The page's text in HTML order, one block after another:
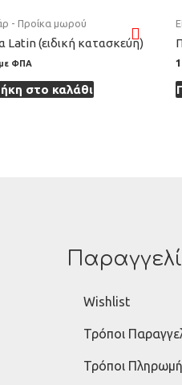
- Προίκα μωρού
Latin (ειδική κατασκεύη)
με ΦΠΑ
στο καλάθι
Wishlist
Τρόποι
Τρόποι